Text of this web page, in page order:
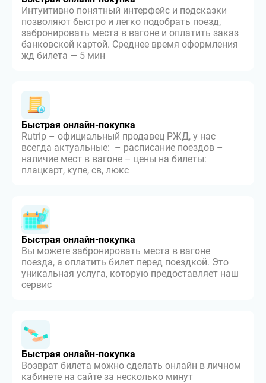
Интуитивно понятный интерфейс и подсказки
позволяют быстро и легко подобрать поезд,
забронировать места в вагоне и оплатить заказ
банковской картой. Среднее время оформления
жд билета — 5 мин
Быстрая онлайн-покупка
Rutrip – официальный продавец РЖД, у нас
всегда актуальные: – расписание поездов –
наличие мест в вагоне – цены на билеты:
плацкарт, купе, св, люкс
Быстрая онлайн-покупка
Вы можете забронировать места в вагоне
поезда, а оплатить билет перед поездкой. Это
уникальная услуга, которую предоставляет наш
сервис
Быстрая онлайн-покупка
Возврат билета можно сделать онлайн в личном
кабинете на сайте за несколько минут